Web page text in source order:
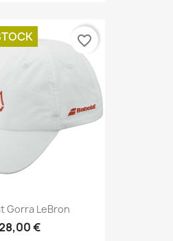
Gorra LeBron
€
favorite_border